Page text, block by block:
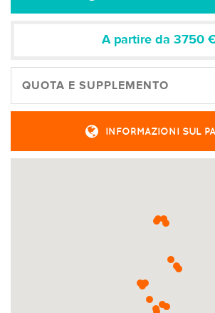
A partire da 3750
QUOTA E SUPPLEMENTO
INFORMAZIONI SUL